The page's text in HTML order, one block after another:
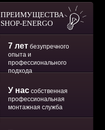
ПРЕИМУЩЕСТВА
SHOP-ENERGO
7 лет безупречного
опыта и
профессионального
подхода
У нас собственная
профессиональная
монтажная служба